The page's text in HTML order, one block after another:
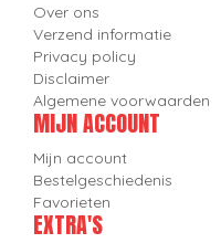
Over ons
Verzend informatie
Privacy policy
Disclaimer
Algemene voorwaarden
MIJN ACCOUNT
Mijn account
Bestelgeschiedenis
Favorieten
EXTRA'S